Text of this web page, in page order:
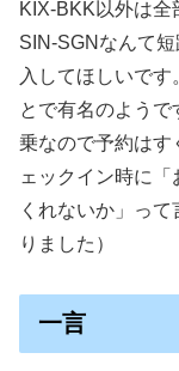
KIX-BKK以外は全
SIN-SGNなんて
入してほしいで
とで有名のよう
乗なので予約はす
ェックイン時に
くれないか」っ
りました）
一言